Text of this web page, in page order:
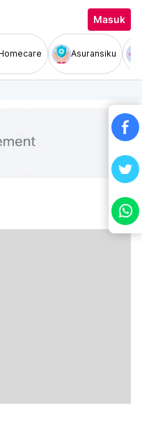
Masuk
Asuransiku